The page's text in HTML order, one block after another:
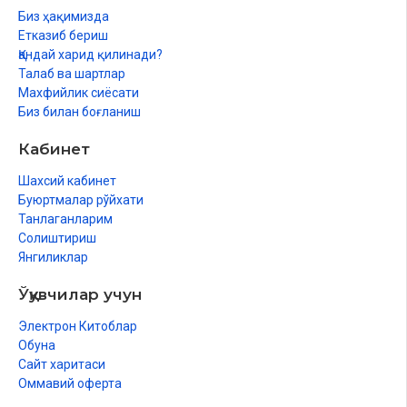
Қурбонлик қилмаган бой киши нима қилади?
Қурбонликнинг назар туфайли вожиб бўлиши ва унга оид
ҳукмлар
Қурбонлик ниятида олинган қўйни сўйётганида ният қилмаса
Қурбон ҳайити бирор узр сабабли ўқилмаса
Курбонликнинг замон ва макони ҳақида
Курбонликнинг жинси, тури, ёши ва сифати ҳақида
Курбонликнинг ёши
Курбонлик учун сўйиладиган ҳайвоннинг сифати
Курбонликдан ман қиладиган айблар
Нажосат ейдиган ҳайвонни курбонлик қилиш
Ҳайвонларнинг елинидаги нуқсон курбонлик қилишга моне
Биз ҳақимизда
Етказиб бериш
Қандай харид қилинади?
Талаб ва шартлар
Махфийлик сиёсати
Биз билан боғланиш
Кабинет
Шахсий кабинет
Буюртмалар рўйхати
Танлаганларим
Солиштириш
Янгиликлар
Ўқувчилар учун
Электрон Китоблар
Обуна
Сайт харитаси
Оммавий оферта